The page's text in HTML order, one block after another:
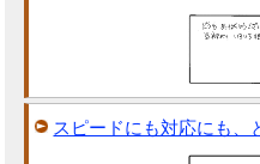
スピードにも対応にも、